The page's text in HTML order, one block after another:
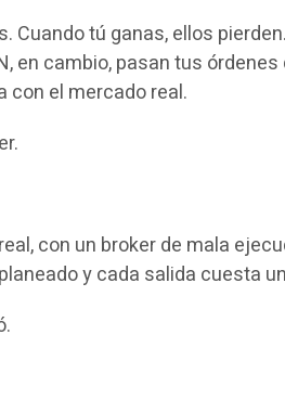
tú ganas, ellos
en cambio, pasan tus
con el mercado real.
con un broker de mala
y cada salida cuesta